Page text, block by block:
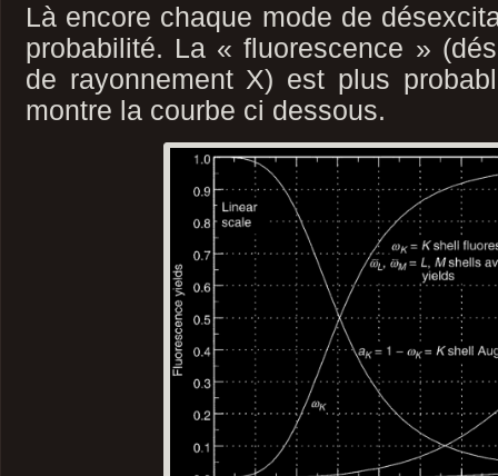
Là encore chaque mode de
probabilité. La « fluorescence »
de rayonnement X) est plus
montre la courbe ci dessous.